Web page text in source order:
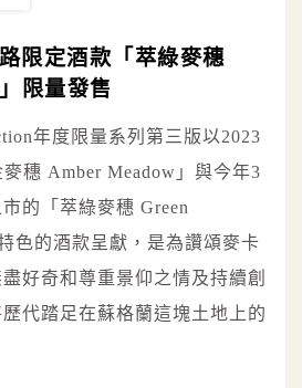
限定酒款「萃綠麥穗
限量發售
年度限量系列第三版以2023
穗 Amber Meadow」與今年3
的「萃綠麥穗 Green
色的酒款呈獻，是為讚頌麥卡
好奇和尊重景仰之情及持續創
代踏足在蘇格蘭這塊土地上的